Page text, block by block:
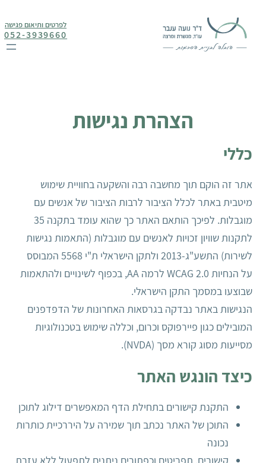
לתוכן
לפרטים ותיאום פגישה
052-3939660
הצהרת נגישות
כללי
אתר זה הוקם תוך מחשבה רבה והשקעה בחוויית שימוש
מיטבית באתר לכלל הציבור לרבות הציבור של אנשים עם
מוגבלות. לפיכך הותאם האתר כך שהוא עומד בתקנה 35
לתקנות שוויון זכויות לאנשים עם מוגבלות (התאמות נגישות
לשירות) התשע"ג-2013 ולתקן הישראלי ת"י 5568 המבוסס
על הנחיות WCAG 2.0 לרמה AA, בכפוף לשינויים ולהתאמות
שבוצעו במסמך התקן הישראלי.
הנגישות באתר נבדקה בגרסאות האחרונות של הדפדפנים
המובילים כגון פיירפוקס וכרום, וכללה שימוש בטכנולוגיות
מסייעות מסוג קורא מסך (NVDA).
כיצד הונגש האתר
התקנת קישורים בתחילת הדף המאפשרים דילוג לתוכן
התוכן של האתר נכתב תוך שמירה על היררכיית כותרות
נכונה